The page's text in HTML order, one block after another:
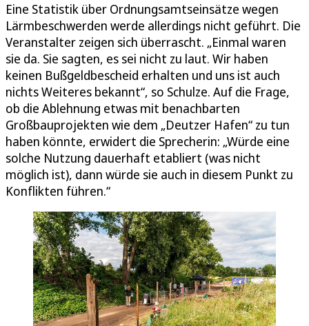
Eine Statistik über Ordnungsamtseinsätze wegen
Lärmbeschwerden werde allerdings nicht geführt. Die
Veranstalter zeigen sich überrascht. „Einmal waren
sie da. Sie sagten, es sei nicht zu laut. Wir haben
keinen Bußgeldbescheid erhalten und uns ist auch
nichts Weiteres bekannt“, so Schulze. Auf die Frage,
ob die Ablehnung etwas mit benachbarten
Großbauprojekten wie dem „Deutzer Hafen“ zu tun
haben könnte, erwidert die Sprecherin: „Würde eine
solche Nutzung dauerhaft etabliert (was nicht
möglich ist), dann würde sie auch in diesem Punkt zu
Konflikten führen.“